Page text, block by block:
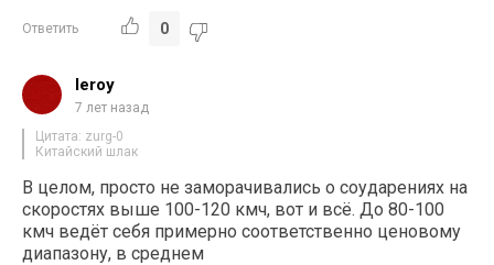
Ответить 0
leroy
7 лет назад
Цитата: zurg-0
Китайский шлак
В целом, просто не заморачивались о соударениях на
скоростях выше 100-120 кмч, вот и всё. До 80-100
кмч ведёт себя примерно соответственно ценовому
диапазону, в среднем